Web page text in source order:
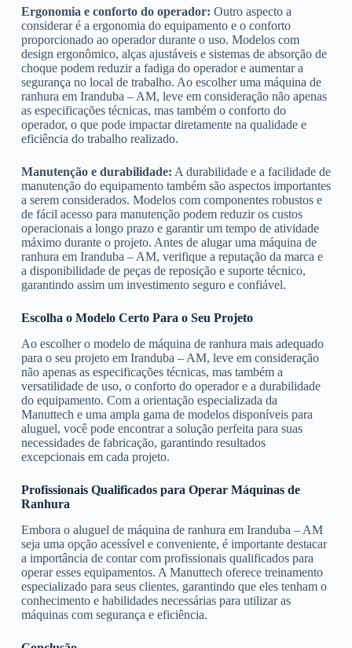
Ergonomia e conforto do operador: Outro aspecto a
considerar é a ergonomia do equipamento e o conforto
proporcionado ao operador durante o uso. Modelos com
design ergonômico, alças ajustáveis e sistemas de absorção de
choque podem reduzir a fadiga do operador e aumentar a
segurança no local de trabalho. Ao escolher uma máquina de
ranhura em Iranduba – AM, leve em consideração não apenas
as especificações técnicas, mas também o conforto do
operador, o que pode impactar diretamente na qualidade e
eficiência do trabalho realizado.
Manutenção e durabilidade: A durabilidade e a facilidade de
manutenção do equipamento também são aspectos importantes
a serem considerados. Modelos com componentes robustos e
de fácil acesso para manutenção podem reduzir os custos
operacionais a longo prazo e garantir um tempo de atividade
máximo durante o projeto. Antes de alugar uma máquina de
ranhura em Iranduba – AM, verifique a reputação da marca e
a disponibilidade de peças de reposição e suporte técnico,
garantindo assim um investimento seguro e confiável.
Escolha o Modelo Certo Para o Seu Projeto
Ao escolher o modelo de máquina de ranhura mais adequado
para o seu projeto em Iranduba – AM, leve em consideração
não apenas as especificações técnicas, mas também a
versatilidade de uso, o conforto do operador e a durabilidade
do equipamento. Com a orientação especializada da
Manuttech e uma ampla gama de modelos disponíveis para
aluguel, você pode encontrar a solução perfeita para suas
necessidades de fabricação, garantindo resultados
excepcionais em cada projeto.
Profissionais Qualificados para Operar Máquinas de
Ranhura
Embora o aluguel de máquina de ranhura em Iranduba – AM
seja uma opção acessível e conveniente, é importante destacar
a importância de contar com profissionais qualificados para
operar esses equipamentos. A Manuttech oferece treinamento
especializado para seus clientes, garantindo que eles tenham o
conhecimento e habilidades necessárias para utilizar as
máquinas com segurança e eficiência.